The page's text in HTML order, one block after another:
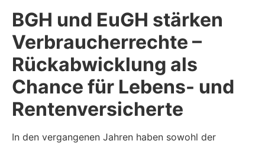
BGH und EuGH stärken
Verbraucherrechte –
Rückabwicklung als
Chance für Lebens- und
Rentenversicherte
In den vergangenen Jahren haben sowohl der